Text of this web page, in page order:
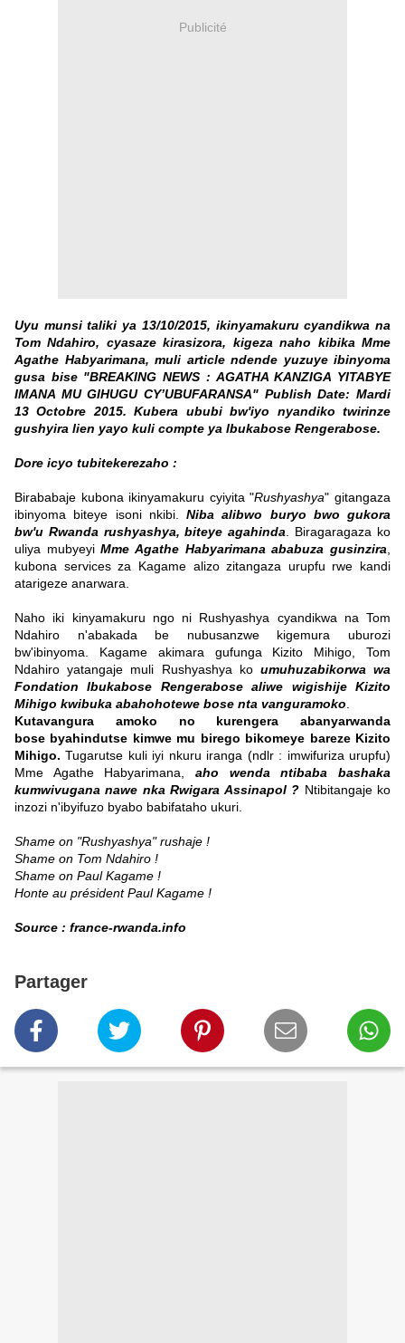
Publicité
Uyu munsi taliki ya 13/10/2015, ikinyamakuru cyandikwa na
Tom Ndahiro, cyasaze kirasizora, kigeza naho kibika Mme
Agathe Habyarimana, muli article ndende yuzuye ibinyoma
gusa bise "BREAKING NEWS : AGATHA KANZIGA YITABYE
IMANA MU GIHUGU CY’UBUFARANSA" Publish Date: Mardi
13 Octobre 2015. Kubera ububi bw'iyo nyandiko twirinze
gushyira lien yayo kuli compte ya Ibukabose Rengerabose.
Dore icyo tubitekerezaho :
Birababaje kubona ikinyamakuru cyiyita "Rushyashya" gitangaza
ibinyoma biteye isoni nkibi. Niba alibwo buryo bwo gukora
bw'u Rwanda rushyashya, biteye agahinda . Biragaragaza ko
uliya mubyeyiMme Agathe Habyarimana ababuza gusinzira
kubona services za Kagame alizo zitangaza urupfu rwe kandi
atarigeze anarwara.
Naho iki kinyamakuru ngo ni Rushyashya cyandikwa na Tom
Ndahiro n'abakada be nubusanzwe kigemura uburozi
bw'ibinyoma. Kagame akimara gufunga Kizito Mihigo, Tom
Ndahiro yatangaje muli Rushyashya ko umuhuzabikorwa wa
Fondation Ibukabose Rengerabose aliwe wigishije Kizito
Mihigo kwibuka abahohotewe bose nta vanguramoko
Kutavangura amoko no kurengera abanyarwanda
bose byahindutse kimwe mu birego bikomeye bareze Kizito
Mihigo. Tugarutse kuli iyi nkuru iranga (ndlr : imwifuriza urupfu)
Mme Agathe Habyarimana, aho wenda ntibaba bashaka
kumwivugana nawe nka Rwigara Assinapol ? Ntibitangaje ko
inzozi n'ibyifuzo byabo babifataho ukuri.
Shame on "Rushyashya" rushaje !
Shame on Tom Ndahiro !
Shame on Paul Kagame !
Honte au président Paul Kagame !
Source : france-rwanda.info
Partager